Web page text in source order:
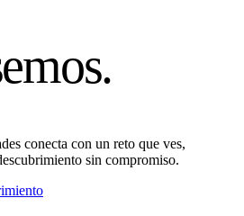
.
conecta con un reto que ves,
sin compromiso.